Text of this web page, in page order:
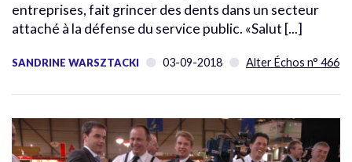
entreprises, fait grincer des dents dans un secteur
attaché à la défense du service public. «Salut [...]
SANDRINE WARSZTACKI 03-09-2018 Alter Échos n° 466